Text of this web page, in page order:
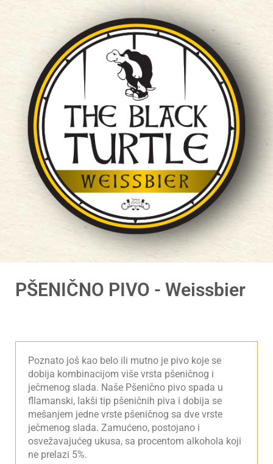
PŠENIČNO PIVO - Weissbier
Poznato još kao belo ili mutno je pivo koje se
dobija kombinacijom više vrsta pšeničnog i
ječmenog slada. Naše Pšenično pivo spada u
fllamanski, lakši tip pšeničnih piva i dobija se
mešanjem jedne vrste pšeničnog sa dve vrste
ječmenog slada. Zamućeno, postojano i
osvežavajućeg ukusa, sa procentom alkohola koji
ne prelazi 5%.